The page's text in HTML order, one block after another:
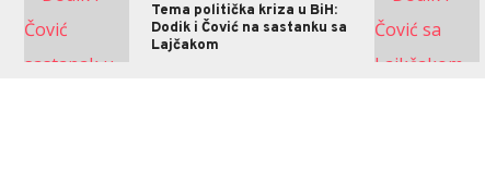
Tema politička kriza u BiH:
Dodik i Čović na sastanku sa
Lajčakom